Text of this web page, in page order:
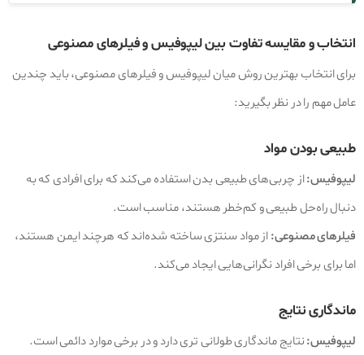
انتخاب و مقایسه تفاوت بین لیپوفیس و فیلرهای مصنوعی
برای انتخاب بهترین روش میان لیپوفیس و فیلرهای مصنوعی، باید چندین
عامل مهم را در نظر بگیرید:
طبیعی بودن مواد
لیپوفیس:از چربی‌های طبیعی بدن استفاده می‌کند که برای افرادی که به
دنبال راه‌حل طبیعی و کم‌خطر هستند، مناسب است.
فیلرهای مصنوعی:از مواد سنتزی ساخته شده‌اند که هرچند ایمن هستند،
اما برای برخی افراد نگرانی‌هایی ایجاد می‌کند.
ماندگاری نتایج
لیپوفیس:نتایج ماندگاری طولانی‌ تری دارد و در برخی موارد دائمی است.